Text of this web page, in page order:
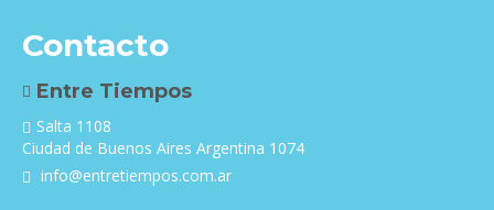
Contacto
Entre Tiempos
Salta 1108
Ciudad de Buenos Aires Argentina 1074
info@entretiempos.com.ar